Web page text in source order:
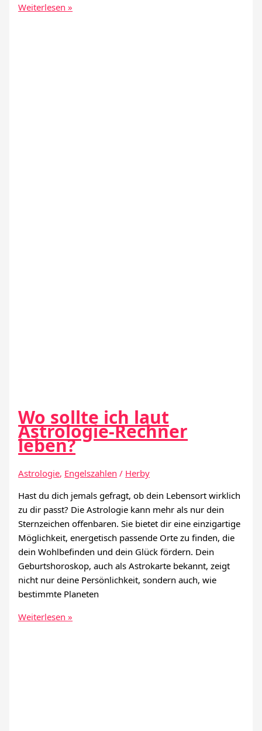
Warum
Weiterlesen »
Wo sollte ich laut
Astrologie-Rechner
leben?
Astrologie, Engelszahlen / Herby
Hast du dich jemals gefragt, ob dein Lebensort wirklich
zu dir passt? Die Astrologie kann mehr als nur dein
Sternzeichen offenbaren. Sie bietet dir eine einzigartige
Möglichkeit, energetisch passende Orte zu finden, die
dein Wohlbefinden und dein Glück fördern. Dein
Geburtshoroskop, auch als Astrokarte bekannt, zeigt
nicht nur deine Persönlichkeit, sondern auch, wie
bestimmte Planeten
Wo
Weiterlesen »